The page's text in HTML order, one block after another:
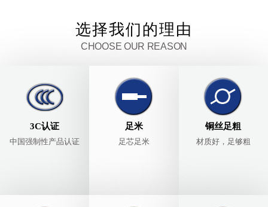
选择我们的理由
CHOOSE OUR REASON
3C认证
中国强制性产品认证
足米
足芯足米
铜丝足粗
材质好，足够粗